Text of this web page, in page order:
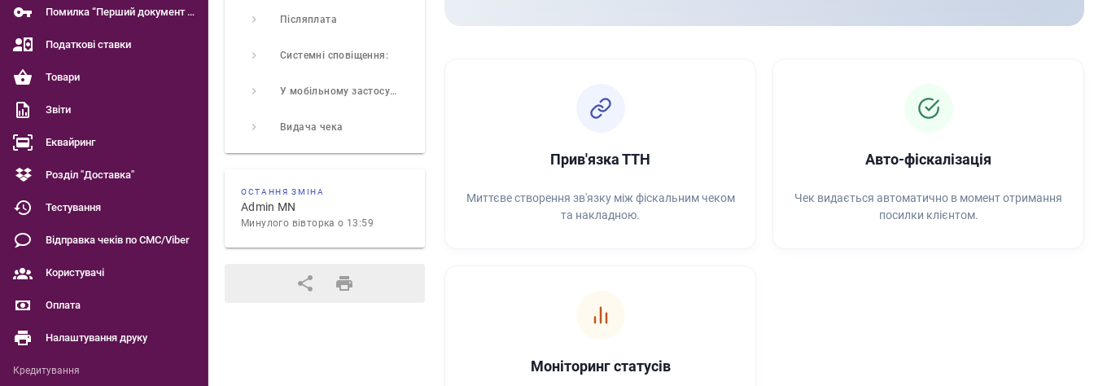
Помилка “Перший документ є чинним”
Податкові ставки
Товари
Звіти
Еквайринг
Розділ "Доставка"
Тестування
Відправка чеків по СМС/Viber
Користувачі
Оплата
Налаштування друку
Кредитування
Післяплата
Системні сповіщення:
У мобільному застосунку
Видача чека
ОСТАННЯ ЗМІНА
Admin MN
Минулого вівторка о 13:59
Прив'язка ТТН
Миттєве створення зв'язку між фіскальним чеком
та накладною.
Авто-фіскалізація
Чек видається автоматично в момент отримання
посилки клієнтом.
Моніторинг статусів